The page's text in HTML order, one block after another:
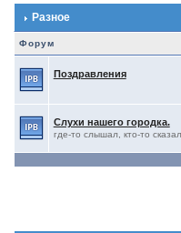
Разное
Форум
Поздравления
Слухи нашего городка.
где-то слышал, кто-то сказал